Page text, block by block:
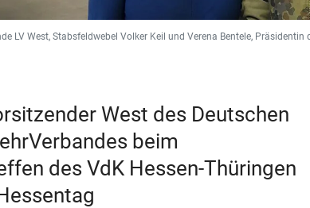
LV West, Stabsfeldwebel Volker Keil und Verena Bentele,
West des Deutschen
beim
des VdK Hessen-Thüringen